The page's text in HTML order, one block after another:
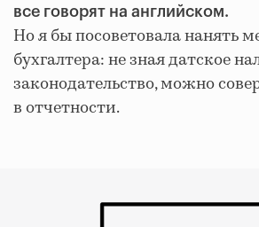
все говорят на английском.
Но я бы посоветовала нанять
бухгалтера: не зная датское
законодательство, можно
в отчетности.